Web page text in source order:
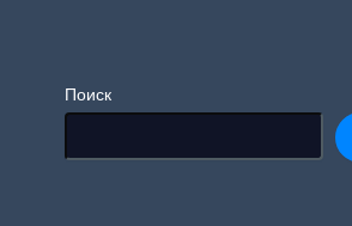
Поиск